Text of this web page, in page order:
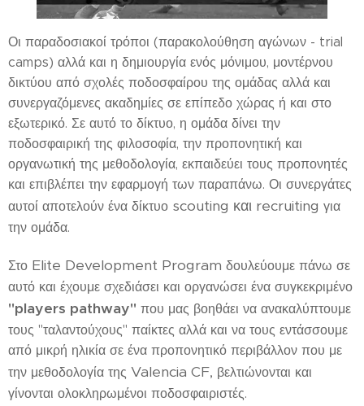
Οι παραδοσιακοί τρόποι (παρακολούθηση αγώνων - trial
camps) αλλά και η δημιουργία ενός μόνιμου, μοντέρνου
δικτύου από σχολές ποδοσφαίρου της ομάδας αλλά και
συνεργαζόμενες ακαδημίες σε επίπεδο χώρας ή και στο
εξωτερικό. Σε αυτό το δίκτυο, η ομάδα δίνει την
ποδοσφαιρική της φιλοσοφία, την προπονητική και
οργανωτική της μεθοδολογία, εκπαιδεύει τους προπονητές
και επιβλέπει την εφαρμογή των παραπάνω. Οι συνεργάτες
αυτοί αποτελούν ένα δίκτυο scouting και recruiting για
την ομάδα.
Στο Elite Development Program δουλεύουμε πάνω σε
αυτό και έχουμε σχεδιάσει και οργανώσει ένα συγκεκριμένο
"players pathway" που μας βοηθάει να ανακαλύπτουμε
τους "ταλαντούχους" παίκτες αλλά και να τους εντάσσουμε
από μικρή ηλικία σε ένα προπονητικό περιβάλλον που με
την μεθοδολογία της Valencia CF, βελτιώνονται και
γίνονται ολοκληρωμένοι ποδοσφαιριστές.